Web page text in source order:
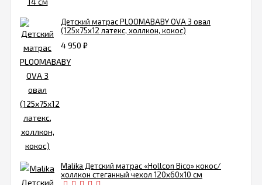
Детский матрас PLOOMABABY OVA 3 овал
(125х75х12 латекс, холлкон, кокос)
4 950 ₽
Malika Детский матрас «Hollcon Bico» кокос/
холлкон стеганный чехол 120х60х10 см